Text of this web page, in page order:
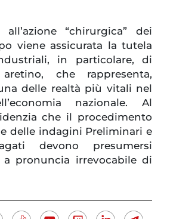
“chirurgica” dei
viene assicurata la tutela
in particolare, di
che rappresenta,
delle realtà più vitali nel
nazionale. Al
che il procedimento
delle indagini Preliminari e
devono presumersi
pronuncia irrevocabile di